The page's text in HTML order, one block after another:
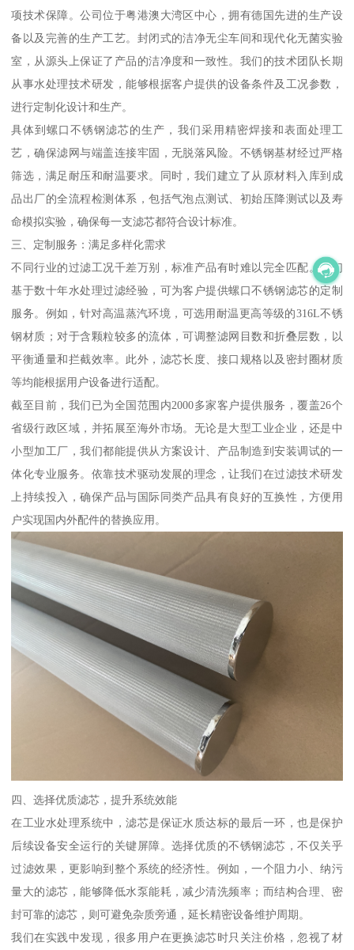
项技术保障。公司位于粤港澳大湾区中心，拥有德国先进的生产设
备以及完善的生产工艺。封闭式的洁净无尘车间和现代化无菌实验
室，从源头上保证了产品的洁净度和一致性。我们的技术团队长期
从事水处理技术研发，能够根据客户提供的设备条件及工况参数，
进行定制化设计和生产。
具体到螺口不锈钢滤芯的生产，我们采用精密焊接和表面处理工
艺，确保滤网与端盖连接牢固，无脱落风险。不锈钢基材经过严格
筛选，满足耐压和耐温要求。同时，我们建立了从原材料入库到成
品出厂的全流程检测体系，包括气泡点测试、初始压降测试以及寿
命模拟实验，确保每一支滤芯都符合设计标准。
三、定制服务：满足多样化需求
不同行业的过滤工况千差万别，标准产品有时难以完全匹配。我们
基于数十年水处理过滤经验，可为客户提供螺口不锈钢滤芯的定制
服务。例如，针对高温蒸汽环境，可选用耐温更高等级的316L不锈
钢材质；对于含颗粒较多的流体，可调整滤网目数和折叠层数，以
平衡通量和拦截效率。此外，滤芯长度、接口规格以及密封圈材质
等均能根据用户设备进行适配。
截至目前，我们已为全国范围内2000多家客户提供服务，覆盖26个
省级行政区域，并拓展至海外市场。无论是大型工业企业，还是中
小型加工厂，我们都能提供从方案设计、产品制造到安装调试的一
体化专业服务。依靠技术驱动发展的理念，让我们在过滤技术研发
上持续投入，确保产品与国际同类产品具有良好的互换性，方便用
户实现国内外配件的替换应用。
四、选择优质滤芯，提升系统效能
在工业水处理系统中，滤芯是保证水质达标的最后一环，也是保护
后续设备安全运行的关键屏障。选择优质的不锈钢滤芯，不仅关乎
过滤效果，更影响到整个系统的经济性。例如，一个阻力小、纳污
量大的滤芯，能够降低水泵能耗，减少清洗频率；而结构合理、密
封可靠的滤芯，则可避免杂质旁通，延长精密设备维护周期。
我们在实践中发现，很多用户在更换滤芯时只关注价格，忽视了材